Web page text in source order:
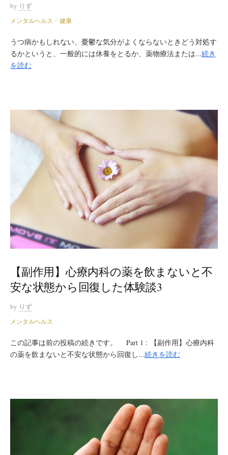
by りず
メンタルヘルス / 健康
うつ病かもしれない、憂鬱な気分がよくならないときどう対処す
るかというと、一般的には休養をとるか、薬物療法または...続き
を読む
【副作用】心療内科の薬を飲まないと不
安な状態から回復した体験談3
by りず
メンタルヘルス
この記事は前の投稿の続きです。 Part 1 : 【副作用】心療内科
の薬を飲まないと不安な状態から回復し...続きを読む